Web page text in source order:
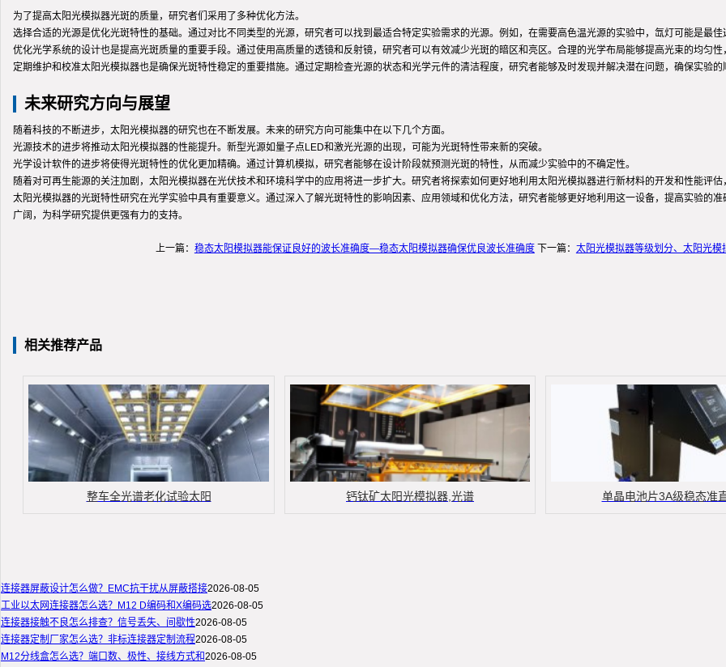
为了提高太阳光模拟器光斑的质量，研究者们采用了多种优化方法。
选择合适的光源是优化光斑特性的基础。通过对比不同类型的光源，研究者可以找到最适合特定实验需求的光源。例如，在需要高色温光源的实验中，氙灯可能是最
优化光学系统的设计也是提高光斑质量的重要手段。通过使用高质量的透镜和反射镜，研究者可以有效减少光斑的暗区和亮区。合理的光学布局能够提高光束的均匀
定期维护和校准太阳光模拟器也是确保光斑特性稳定的重要措施。通过定期检查光源的状态和光学元件的清洁程度，研究者能够及时发现并解决潜在问题，确保实验的
未来研究方向与展望
随着科技的不断进步，太阳光模拟器的研究也在不断发展。未来的研究方向可能集中在以下几个方面。
光源技术的进步将推动太阳光模拟器的性能提升。新型光源如量子点LED和激光光源的出现，可能为光斑特性带来新的突破。
光学设计软件的进步将使得光斑特性的优化更加精确。通过计算机模拟，研究者能够在设计阶段就预测光斑的特性，从而减少实验中的不确定性。
随着对可再生能源的关注加剧，太阳光模拟器在光伏技术和环境科学中的应用将进一步扩大。研究者将探索如何更好地利用太阳光模拟器进行新材料的开发和性能评
太阳光模拟器的光斑特性研究在光学实验中具有重要意义。通过深入了解光斑特性的影响因素、应用领域和优化方法，研究者能够更好地利用这一设备，提高实验的
广阔，为科学研究提供更强有力的支持。
上一篇： 稳态太阳模拟器能保证良好的波长准确度—稳态太阳模拟器确保优良波长准确度下一篇： 太阳光模拟器等级划分、太阳光
相关推荐产品
整车全光谱老化试验太阳 钙钛矿太阳光模拟器,光谱 单晶电池片3A级稳态准
连接器屏蔽设计怎么做？EMC抗干扰从屏蔽搭接2026-08-05
工业以太网连接器怎么选？M12 D编码和X编码选2026-08-05
连接器接触不良怎么排查？信号丢失、间歇性2026-08-05
连接器定制厂家怎么选？非标连接器定制流程2026-08-05
M12分线盒怎么选？端口数、极性、接线方式和2026-08-05